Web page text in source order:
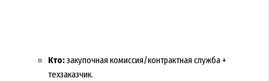
Кто:закупочная комиссия/контрактная служба +
техзаказчик.